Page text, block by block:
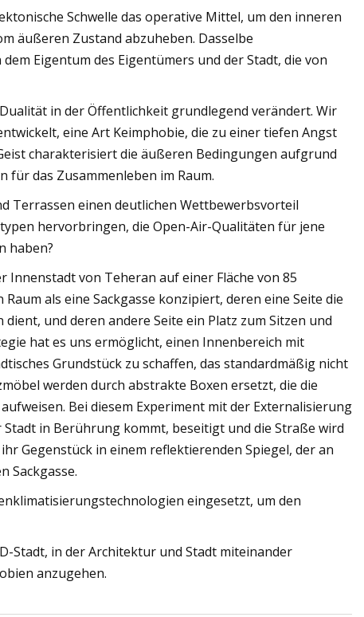
durch
Schwelle das operative Mittel, um den inneren
äußeren Zustand abzuheben. Dasselbe
Eigentum des Eigentümers und der Stadt, die von
in der Öffentlichkeit grundlegend verändert. Wir
eine Art Keimphobie, die zu einer tiefen Angst
charakterisiert die äußeren Bedingungen aufgrund
das Zusammenleben im Raum.
Terrassen einen deutlichen Wettbewerbsvorteil
hervorbringen, die Open-Air-Qualitäten für jene
haben?
Innenstadt von Teheran auf einer Fläche von 85
als eine Sackgasse konzipiert, deren eine Seite die
und deren andere Seite ein Platz zum Sitzen und
hat es uns ermöglicht, einen Innenbereich mit
Grundstück zu schaffen, das standardmäßig nicht
werden durch abstrakte Boxen ersetzt, die die
Bei diesem Experiment mit der Externalisierung
in Berührung kommt, beseitigt und die Straße wird
Gegenstück in einem reflektierenden Spiegel, der an
Sackgasse.
eingesetzt, um den
Stadt, in der Architektur und Stadt miteinander
anzugehen.